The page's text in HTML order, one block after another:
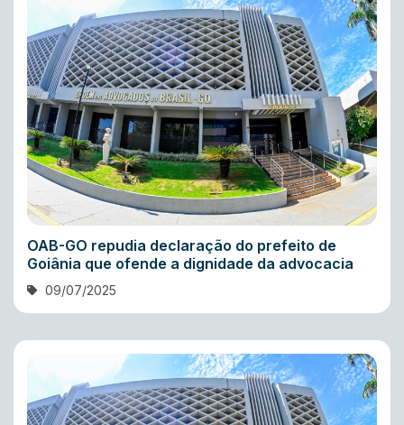
OAB-GO repudia declaração do prefeito de
Goiânia que ofende a dignidade da advocacia
09/07/2025